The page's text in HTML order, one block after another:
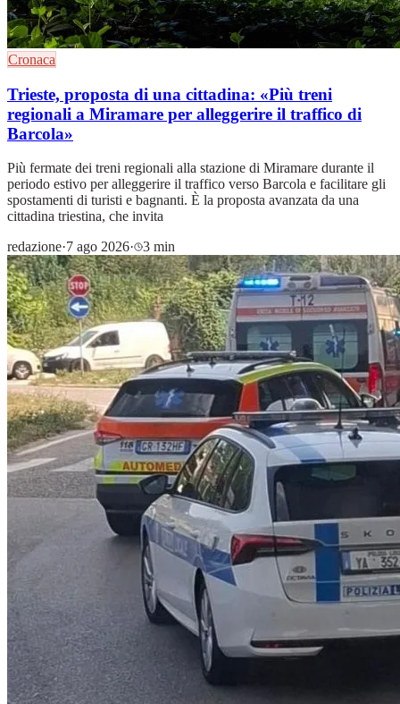
Cronaca
Trieste, proposta di una cittadina: «Più treni
regionali a Miramare per alleggerire il traffico di
Barcola»
Più fermate dei treni regionali alla stazione di Miramare durante il
periodo estivo per alleggerire il traffico verso Barcola e facilitare gli
spostamenti di turisti e bagnanti. È la proposta avanzata da una
cittadina triestina, che invita
redazione·7 ago 2026· 3 min